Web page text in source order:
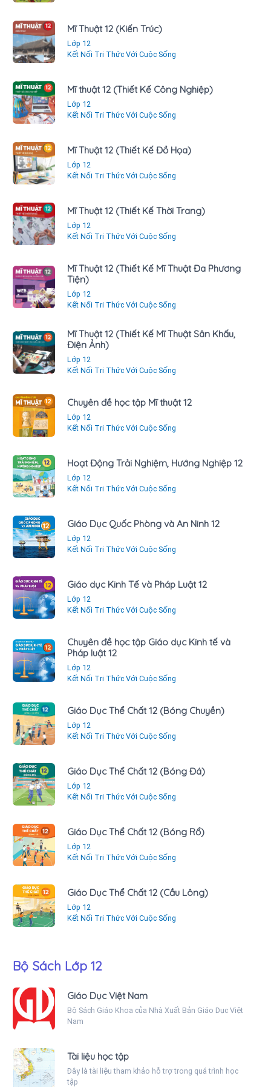
Mĩ Thuật 12 (Kiến Trúc)
Lớp 12
Kết Nối Tri Thức Với Cuộc Sống
Mĩ thuật 12 (Thiết Kế Công Nghiệp)
Lớp 12
Kết Nối Tri Thức Với Cuộc Sống
Mĩ Thuật 12 (Thiết Kế Đồ Họa)
Lớp 12
Kết Nối Tri Thức Với Cuộc Sống
Mĩ Thuật 12 (Thiết Kế Thời Trang)
Lớp 12
Kết Nối Tri Thức Với Cuộc Sống
Mĩ Thuật 12 (Thiết Kế Mĩ Thuật Đa Phương
Tiện)
Lớp 12
Kết Nối Tri Thức Với Cuộc Sống
Mĩ Thuật 12 (Thiết Kế Mĩ Thuật Sân Khấu,
Điện Ảnh)
Lớp 12
Kết Nối Tri Thức Với Cuộc Sống
Chuyên đề học tập Mĩ thuật 12
Lớp 12
Kết Nối Tri Thức Với Cuộc Sống
Hoạt Động Trải Nghiệm, Hướng Nghiệp 12
Lớp 12
Kết Nối Tri Thức Với Cuộc Sống
Giáo Dục Quốc Phòng và An Ninh 12
Lớp 12
Kết Nối Tri Thức Với Cuộc Sống
Giáo dục Kinh Tế và Pháp Luật 12
Lớp 12
Kết Nối Tri Thức Với Cuộc Sống
Chuyên đề học tập Giáo dục Kinh tế và
Pháp luật 12
Lớp 12
Kết Nối Tri Thức Với Cuộc Sống
Giáo Dục Thể Chất 12 (Bóng Chuyền)
Lớp 12
Kết Nối Tri Thức Với Cuộc Sống
Giáo Dục Thể Chất 12 (Bóng Đá)
Lớp 12
Kết Nối Tri Thức Với Cuộc Sống
Giáo Dục Thể Chất 12 (Bóng Rổ)
Lớp 12
Kết Nối Tri Thức Với Cuộc Sống
Giáo Dục Thể Chất 12 (Cầu Lông)
Lớp 12
Kết Nối Tri Thức Với Cuộc Sống
Bộ Sách Lớp 12
Giáo Dục Việt Nam
Bộ Sách Giáo Khoa của Nhà Xuất Bản Giáo Dục Việt
Nam
Tài liệu học tập
Đây là tài liệu tham khảo hỗ trợ trong quá trình học
tập